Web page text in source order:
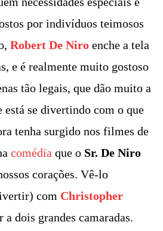
por indivíduos teimosos
Robert De Niro enche a tela
e é realmente muito gostoso
tão legais, que dão muito a
está se divertindo com o que
tenha surgido nos filmes de
comédia que o Sr. De Niro
corações. Vê-lo
com Christopher
a dois grandes camaradas.